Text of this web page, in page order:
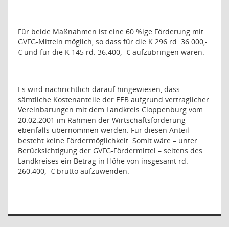
Für beide Maßnahmen ist eine 60 %ige Förderung mit
GVFG-Mitteln möglich, so dass für die K 296 rd. 36.000,-
€ und für die K 145 rd. 36.400,- € aufzubringen wären.
Es wird nachrichtlich darauf hingewiesen, dass
sämtliche Kostenanteile der EEB aufgrund vertraglicher
Vereinbarungen mit dem Landkreis Cloppenburg vom
20.02.2001 im Rahmen der Wirtschaftsförderung
ebenfalls übernommen werden. Für diesen Anteil
besteht keine Fördermöglichkeit. Somit wäre – unter
Berücksichtigung der GVFG-Fördermittel – seitens des
Landkreises ein Betrag in Höhe von insgesamt rd.
260.400,- € brutto aufzuwenden.